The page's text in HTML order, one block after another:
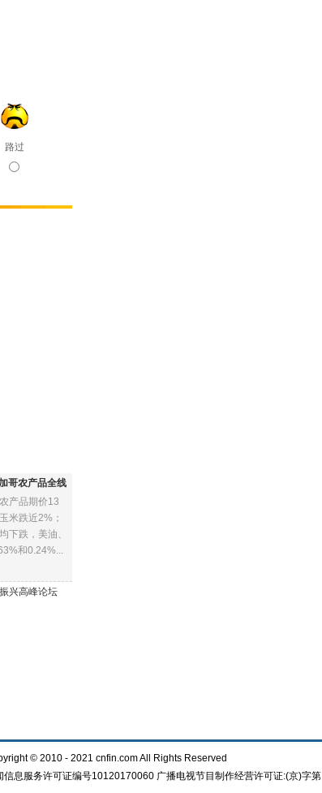
路过
哥农产品全线
产品期价13
米跌近2%；
下跌，美油、
和0.24%...
兴高峰论坛
© 2010 - 2021 cnfin.com All Rights Reserved
息服务许可证编号10120170060 广播电视节目制作经营许可证:(京)字第